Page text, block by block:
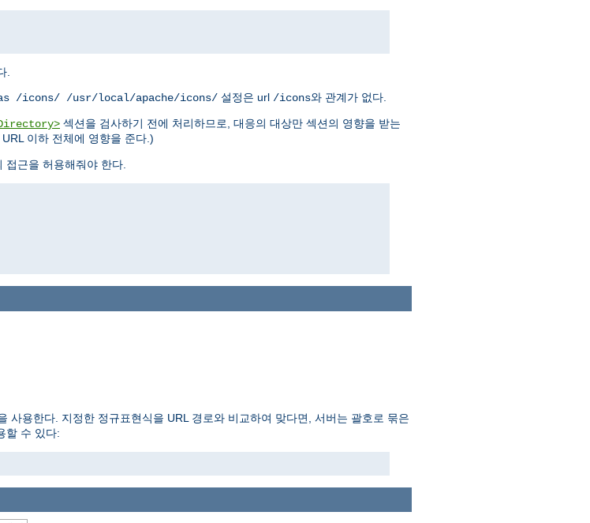
.
/icons/ /usr/local/apache/icons/ 설정은 url /icons와 관계가 없다.
섹션을 검사하기 전에 처리하므로, 대응의 대상만 섹션의 영향을 받는
이하 전체에 영향을 준다.)
접근을 허용해줘야 한다.
사용한다. 지정한 정규표현식을 URL 경로와 비교하여 맞다면, 서버는 괄호로 묶은
할 수 있다: